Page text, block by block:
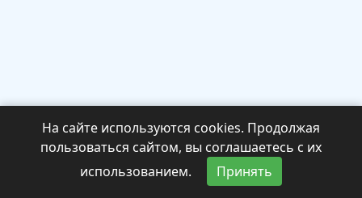
На сайте используются cookies. Продолжая
пользоваться сайтом, вы соглашаетесь с их
использованием.
Принять